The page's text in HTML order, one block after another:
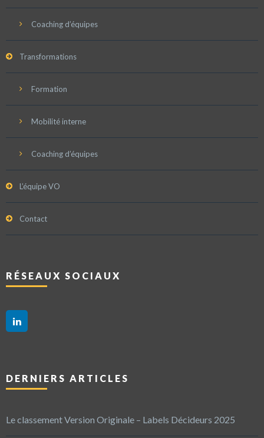
Coaching d’équipes
Transformations
Formation
Mobilité interne
Coaching d’équipes
L’équipe VO
Contact
RÉSEAUX SOCIAUX
DERNIERS ARTICLES
Le classement Version Originale – Labels Décideurs 2025